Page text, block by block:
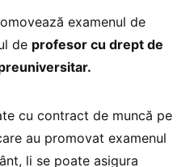
examenul de
de profesor cu drept de
cu contract de muncă pe
au promovat examenul
li se poate asigura